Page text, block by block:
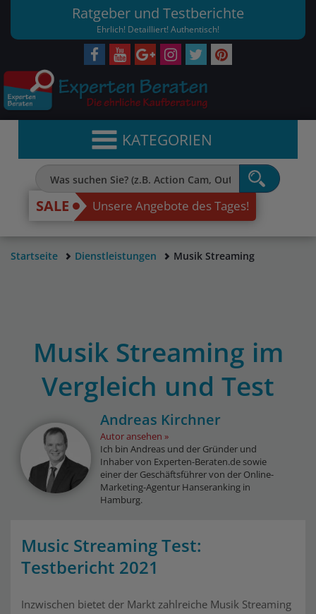
Ratgeber und Testberichte
Ehrlich! Detailliert! Authentisch!
KATEGORIEN
SALE Unsere Angebote des Tages!
Startseite Dienstleistungen Musik Streaming
Musik Streaming im
Vergleich und Test
Andreas Kirchner
Autor ansehen
Ich bin Andreas und der Gründer und
Inhaber von Experten-Beraten.de sowie
einer der Geschäftsführer von der Online-
Marketing-Agentur Hanseranking in
Hamburg.
Music Streaming Test:
Testbericht 2021
Inzwischen bietet der Markt zahlreiche Musik Streaming